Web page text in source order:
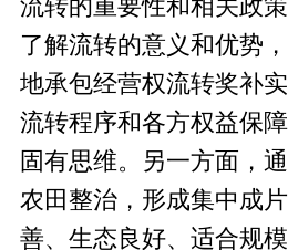
流转的重要性和相关政
了解流转的意义和优势
地承包经营权流转奖补
流转程序和各方权益保
固有思维。另一方面，
农田整治，形成集中成
善、生态良好、适合规